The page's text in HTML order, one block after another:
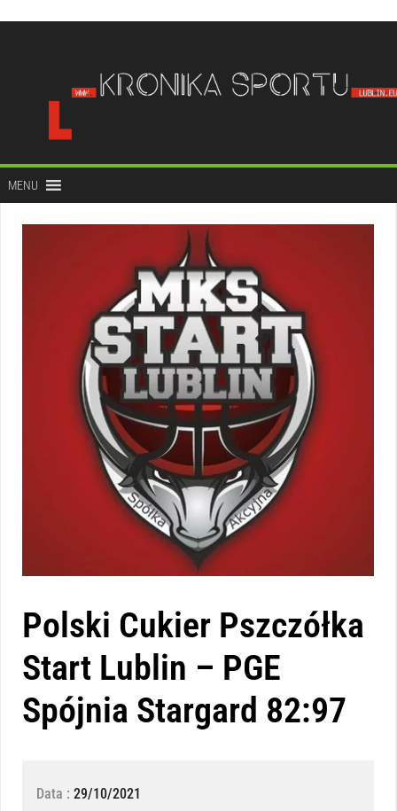
treści
MENU
Polski Cukier Pszczółka
Start Lublin – PGE
Spójnia Stargard 82:97
Data : 29/10/2021